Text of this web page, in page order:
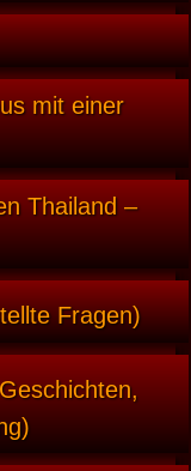
mit einer
Thailand –
Fragen)